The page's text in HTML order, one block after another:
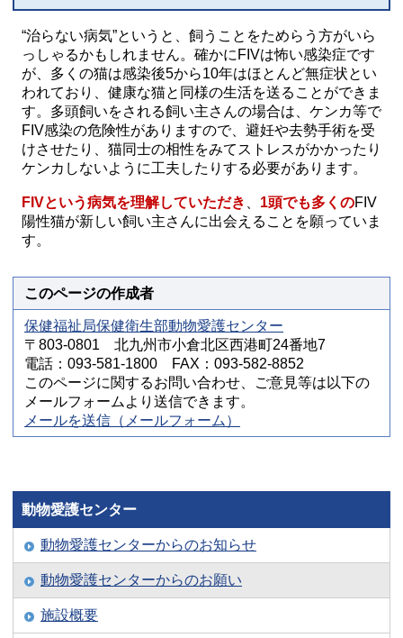
“治らない病気”というと、飼うことをためらう方がいら
っしゃるかもしれません。確かにFIVは怖い感染症です
が、多くの猫は感染後5から10年はほとんど無症状とい
われており、健康な猫と同様の生活を送ることができま
す。多頭飼いをされる飼い主さんの場合は、ケンカ等で
FIV感染の危険性がありますので、避妊や去勢手術を受
けさせたり、猫同士の相性をみてストレスがかかったり
ケンカしないように工夫したりする必要があります。
FIVという病気を理解していただき 1頭でも多くのFIV
陽性猫が新しい飼い主さんに出会えることを願っていま
す。
このページの作成者
保健福祉局保健衛生部動物愛護センター
〒803-0801 北九州市小倉北区西港町24番地7
電話：093-581-1800 FAX：093-582-8852
このページに関するお問い合わせ、ご意見等は以下の
メールフォームより送信できます。
メールを送信（メールフォーム）
動物愛護センター
動物愛護センターからのお知らせ
動物愛護センターからのお願い
施設概要